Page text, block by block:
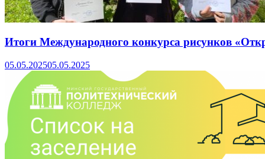
Итоги Международного конкурса рисунков
05.05.202505.05.2025